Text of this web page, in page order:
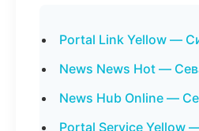
Portal Link Yellow —
News News Hot —
News Hub Online —
Portal Service Yellow